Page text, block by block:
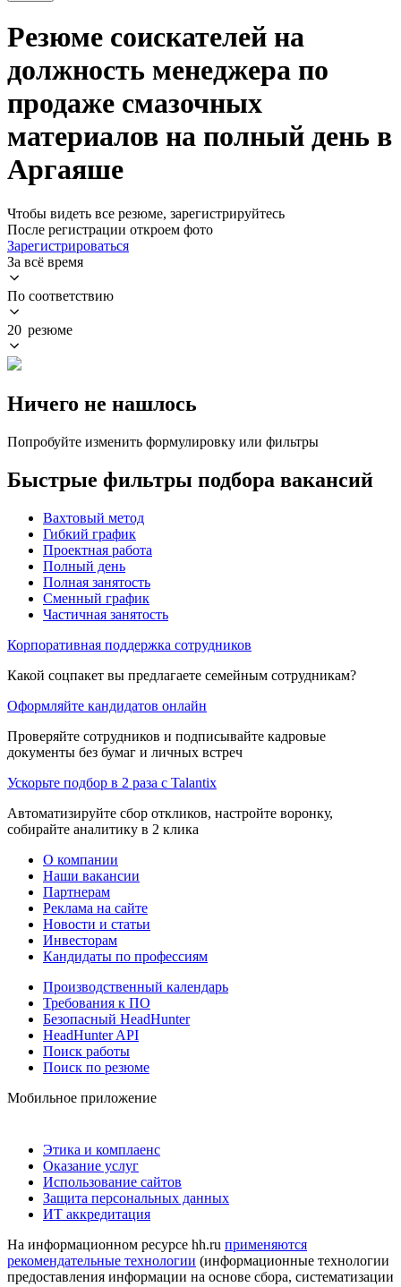
Резюме соискателей на
должность менеджера по
продаже смазочных
материалов на полный день в
Аргаяше
Чтобы видеть все резюме, зарегистрируйтесь
После регистрации откроем фото
Зарегистрироваться
За всё время
По соответствию
20 резюме
Ничего не нашлось
Попробуйте изменить формулировку или фильтры
Быстрые фильтры подбора вакансий
Вахтовый метод
Гибкий график
Проектная работа
Полный день
Полная занятость
Сменный график
Частичная занятость
Корпоративная поддержка сотрудников
Какой соцпакет вы предлагаете семейным сотрудникам?
Оформляйте кандидатов онлайн
Проверяйте сотрудников и подписывайте кадровые
документы без бумаг и личных встреч
Ускорьте подбор в 2 раза с Talantix
Автоматизируйте сбор откликов, настройте воронку,
собирайте аналитику в 2 клика
О компании
Наши вакансии
Партнерам
Реклама на сайте
Новости и статьи
Инвесторам
Кандидаты по профессиям
Производственный календарь
Требования к ПО
Безопасный HeadHunter
HeadHunter API
Поиск работы
Поиск по резюме
Мобильное приложение
Этика и комплаенс
Оказание услуг
Использование сайтов
Защита персональных данных
ИТ аккредитация
На информационном ресурсе hh.ru применяются
рекомендательные технологии (информационные технологии
предоставления информации на основе сбора, систематизации